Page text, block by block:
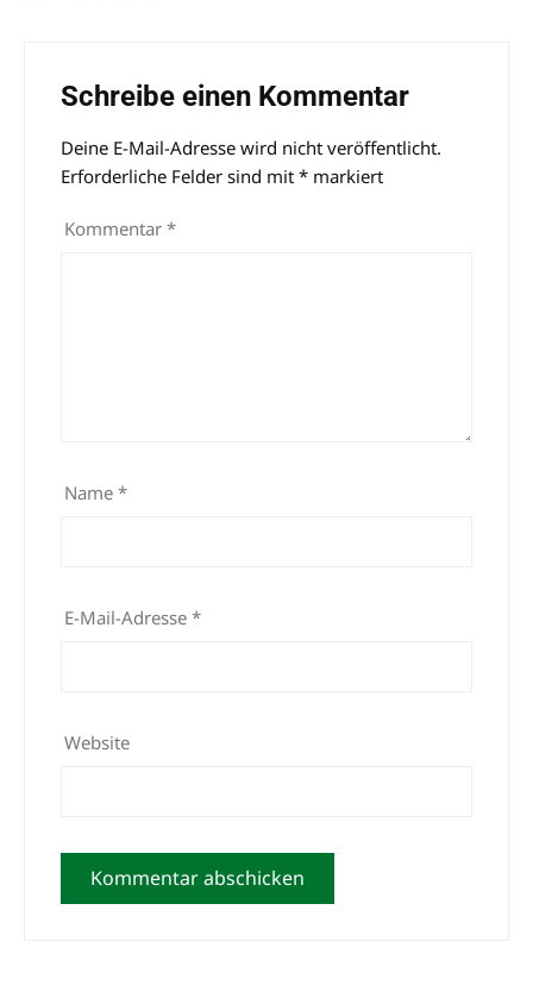
Schreibe einen Kommentar
Deine E-Mail-Adresse wird nicht veröffentlicht.
Erforderliche Felder sind mit * markiert
Kommentar *
Name *
E-Mail-Adresse *
Website
Alternative: